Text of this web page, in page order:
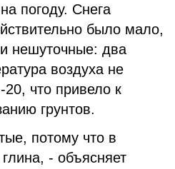
погоду. Снега
было мало,
нешуточные: два
воздуха не
что привело к
грунтов.
потому что в
- объясняет